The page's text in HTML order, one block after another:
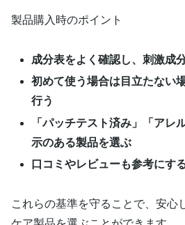
製品購入時のポイント
成分表をよく確認し、刺激成
初めて使う場合は目立たない
行う
「パッチテスト済み」「アレ
示のある製品を選ぶ
口コミやレビューも参考にす
これらの基準を守ることで、安心